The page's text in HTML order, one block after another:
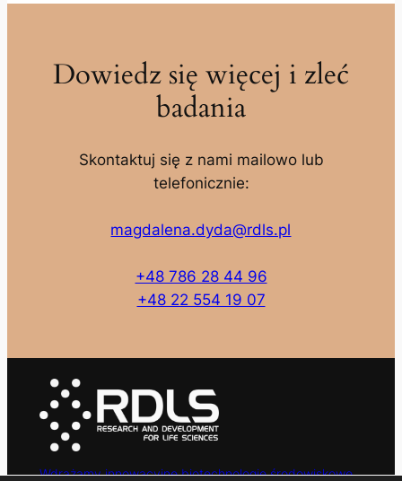
Dowiedz się więcej i zleć
badania
Skontaktuj się z nami mailowo lub
telefonicznie:
magdalena.dyda@rdls.pl
+48 786 28 44 96
+48 22 554 19 07
Wdrażamy innowacyjne biotechnologie środowiskowe